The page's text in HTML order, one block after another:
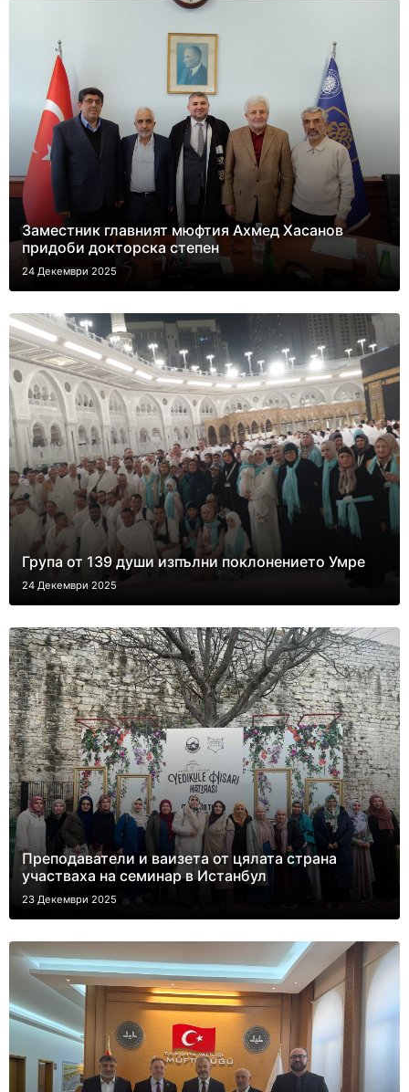
Заместник главният мюфтия Ахмед Хасанов
придоби докторска степен
24 Декември 2025
Група от 139 души изпълни поклонението Умре
24 Декември 2025
Преподаватели и ваизета от цялата страна
участваха на семинар в Истанбул
23 Декември 2025